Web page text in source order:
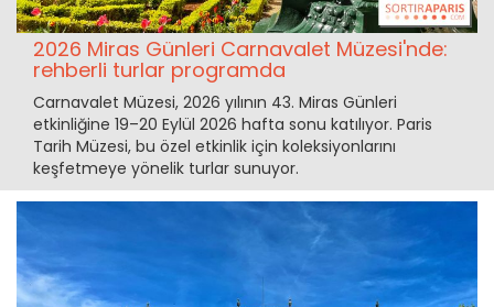
2026 Miras Günleri Carnavalet Müzesi'nde:
rehberli turlar programda
Carnavalet Müzesi, 2026 yılının 43. Miras Günleri
etkinliğine 19–20 Eylül 2026 hafta sonu katılıyor. Paris
Tarih Müzesi, bu özel etkinlik için koleksiyonlarını
keşfetmeye yönelik turlar sunuyor.